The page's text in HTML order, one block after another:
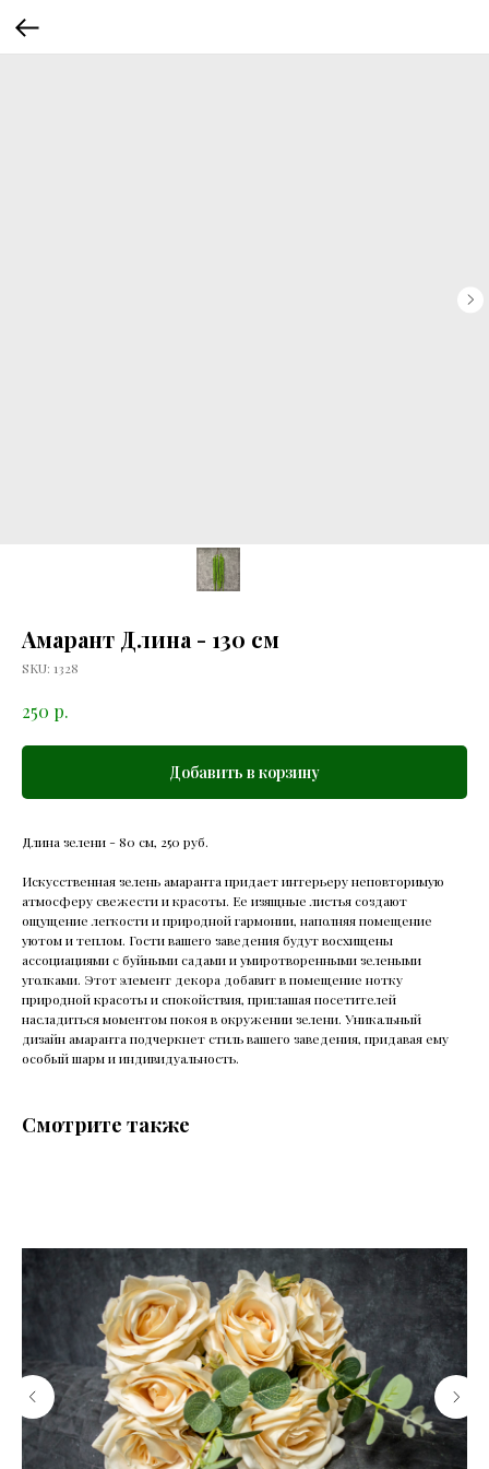
Амарант Длина - 130 см
SKU: 1328
250 р.
Добавить в корзину
Длина зелени - 80 см, 250 руб.
Искусственная зелень амаранта придает интерьеру неповторимую
атмосферу свежести и красоты. Ее изящные листья создают
ощущение легкости и природной гармонии, наполняя помещение
уютом и теплом. Гости вашего заведения будут восхищены
ассоциациями с буйными садами и умиротворенными зелеными
уголками. Этот элемент декора добавит в помещение нотку
природной красоты и спокойствия, приглашая посетителей
насладиться моментом покоя в окружении зелени. Уникальный
дизайн амаранта подчеркнет стиль вашего заведения, придавая ему
особый шарм и индивидуальность.
Смотрите также